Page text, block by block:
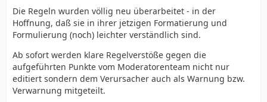
Die Regeln wurden völlig neu überarbeitet - in der
Hoffnung, daß sie in ihrer jetzigen Formatierung und
Formulierung (noch) leichter verständlich sind.
Ab sofort werden klare Regelverstöße gegen die
aufgeführten Punkte vom Moderatorenteam nicht nur
editiert sondern dem Verursacher auch als Warnung bzw.
Verwarnung mitgeteilt.